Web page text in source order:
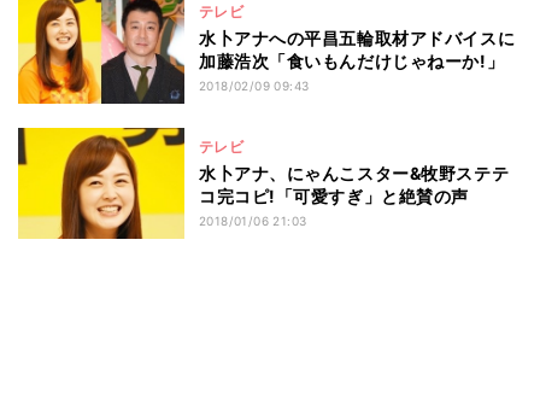
テレビ
水卜アナへの平昌五輪取材アドバイスに
加藤浩次「食いもんだけじゃねーか!」
2018/02/09 09:43
テレビ
水卜アナ、にゃんこスター&牧野ステテ
コ完コピ!「可愛すぎ」と絶賛の声
2018/01/06 21:03